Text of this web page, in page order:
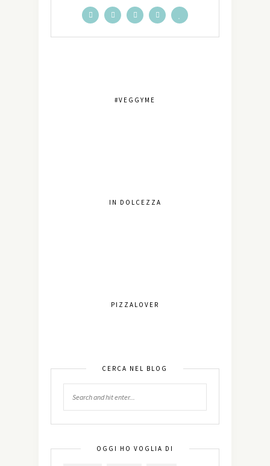
#VEGGYME
IN DOLCEZZA
PIZZALOVER
CERCA NEL BLOG
OGGI HO VOGLIA DI